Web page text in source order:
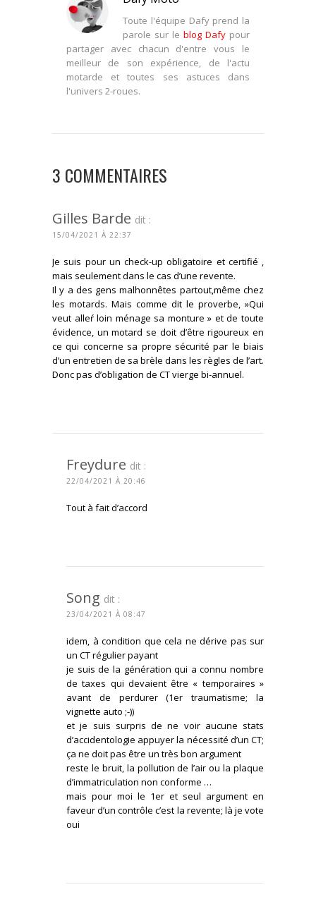
Toute l'équipe Dafy prend la
parole sur le blog Dafy pour
partager avec chacun d'entre vous le
meilleur de son expérience, de l'actu
motarde et toutes ses astuces dans
l'univers 2-roues.
3 COMMENTAIRES
Gilles Barde dit :
15/04/2021 À 22:37
Je suis pour un check-up obligatoire et certifié ,
mais seulement dans le cas d’une revente.
Il y a des gens malhonnêtes partout,même chez
les motards. Mais comme dit le proverbe, »Qui
veut alleŕ loin ménage sa monture » et de toute
évidence, un motard se doit d’être rigoureux en
ce qui concerne sa propre sécurité par le biais
d’un entretien de sa brèle dans les règles de l’art.
Donc pas d’obligation de CT vierge bi-annuel.
Freydure dit :
22/04/2021 À 20:46
Tout à fait d’accord
Song dit :
23/04/2021 À 08:47
idem, à condition que cela ne dérive pas sur
un CT régulier payant
je suis de la génération qui a connu nombre
de taxes qui devaient être « temporaires »
avant de perdurer (1er traumatisme; la
vignette auto ;-))
et je suis surpris de ne voir aucune stats
d’accidentologie appuyer la nécessité d’un CT;
ça ne doit pas être un très bon argument
reste le bruit, la pollution de l’air ou la plaque
d’immatriculation non conforme …
mais pour moi le 1er et seul argument en
faveur d’un contrôle c’est la revente; là je vote
oui